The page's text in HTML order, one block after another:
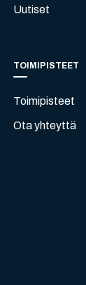
Uutiset
TOIMIPISTEET
Toimipisteet
Ota yhteyttä